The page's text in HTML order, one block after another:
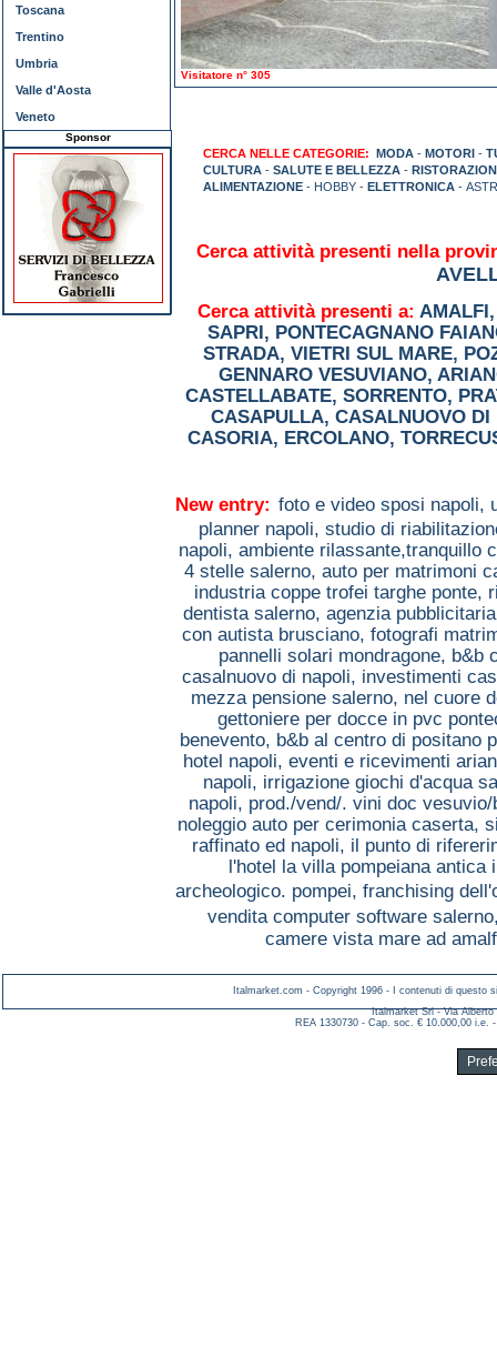
Visitatore n° 305
CERCA NELLE CATEGORIE: MODA - MOTORI -
CULTURA - SALUTE E BELLEZZA -
ALIMENTAZIONE - HOBBY - ELETTRONICA -
Cerca attività presenti nella
Cerca attività presenti a: AMALFI
SAPRI, PONTECAGNANO
STRADA, VIETRI SUL MARE,
GENNARO VESUVIANO,
CASTELLABATE, SORRENTO,
CASAPULLA, CASALNUOVO DI
CASORIA, ERCOLANO,
New entry: foto e video sposi napoli,
planner napoli, studio di
napoli, ambiente rilassante,tranquillo
4 stelle salerno, auto per matrimoni
industria coppe trofei targhe ponte,
dentista salerno, agenzia
con autista brusciano, fotografi
pannelli solari mondragone, b&b
casalnuovo di napoli, investimenti
mezza pensione salerno, nel cuore
gettoniere per docce in pvc
benevento, b&b al centro di positano
hotel napoli, eventi e ricevimenti
napoli, irrigazione giochi d'acqua
napoli, prod./vend/. vini doc
noleggio auto per cerimonia caserta,
raffinato ed napoli, il punto di
l'hotel la villa pompeiana
archeologico. pompei, franchising
vendita computer software
camere vista mare ad
Toscana
Trentino
Umbria
Valle d'Aosta
Veneto
Sponsor
Italmarket.com - Copyright 1996 - I contenuti di questo
Italmarket Srl - Via Alberto
REA 1330730 - Cap. soc. € 10.000,00 i.e.